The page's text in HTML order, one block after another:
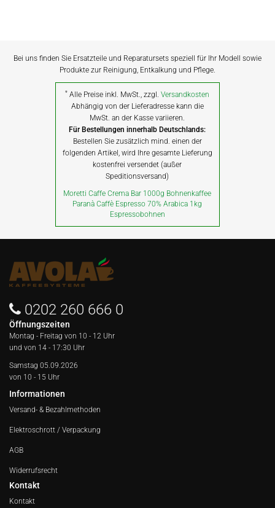
Bei uns finden Sie Ersatzteile und Reparatursets speziell für Ihr Modell sowie
Produkte zur Reinigung, Entkalkung und Pflege.
* Alle Preise inkl. MwSt., zzgl.Versandkosten
Abhängig von der Lieferadresse kann die
MwSt. an der Kasse variieren.
Für Bestellungen innerhalb Deutschlands:
Bestellen Sie zusätzlich mind. einen der
folgenden Artikel, wird Ihre gesamte Lieferung
kostenfrei versendet (außer
Speditionsversand)
Moretti Caffe Crema Bar 1000g Bohnenkaffee
Paranà Caffè Espresso 70% Arabica 1kg
Espressobohnen
0202 260 666 0
Öffnungszeiten
Montag - Freitag von 10 - 12 Uhr
und von 14 - 17:30 Uhr
Samstag 05.09.2026
von 10 - 15 Uhr
Informationen
Versand- & Bezahlmethoden
Elektroschrott / Verpackung
AGB
Widerrufsrecht
Kontakt
Kontakt